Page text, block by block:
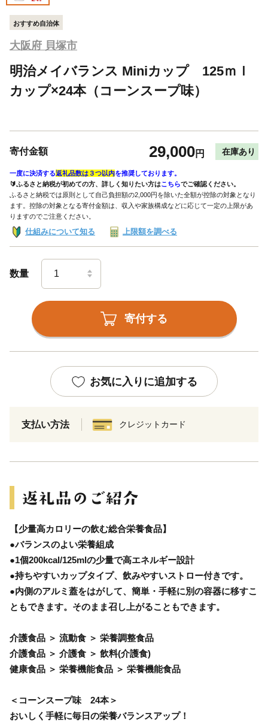
おすすめ自治体
大阪府 貝塚市
明治メイバランス Miniカップ 125ｍｌ
カップ×24本（コーンスープ味）
寄付金額 29,000円 在庫あり
一度に決済する返礼品数は３つ以内を推奨しております。
🔰ふるさと納税が初めての方、詳しく知りたい方はこちらでご確認ください。
ふるさと納税では原則として自己負担額の2,000円を除いた全額が控除の対象となり
ます。控除の対象となる寄付金額は、収入や家族構成などに応じて一定の上限があ
りますのでご注意ください。
仕組みについて知る 上限額を調べる
数量
寄付する
お気に入りに追加する
支払い方法 クレジットカード
【少量高カロリーの飲む総合栄養食品】
●バランスのよい栄養組成
●1個200kcal/125mlの少量で高エネルギー設計
●持ちやすいカップタイプ、飲みやすいストロー付きです。
●内側のアルミ蓋をはがして、簡単・手軽に別の容器に移すこ
ともできます。そのまま召し上がることもできます。
介護食品 ＞ 流動食 ＞ 栄養調整食品
介護食品 ＞ 介護食 ＞ 飲料(介護食)
健康食品 ＞ 栄養機能食品 ＞ 栄養機能食品
＜コーンスープ味 24本＞
おいしく手軽に毎日の栄養バランスアップ！